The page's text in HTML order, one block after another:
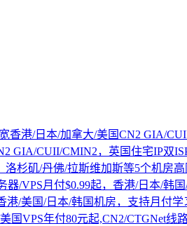
宽香港/日本/加拿大/美国CN2 GIA/
GIA/CUII/CMIN2，英国住宅IP双
洛杉矶/丹佛/拉斯维加斯等5个机房
器/VPS月付$0.99起，香港/日本/韩
港/美国/日本/韩国机房，支持月付
国VPS年付80元起,CN2/CTGNet线